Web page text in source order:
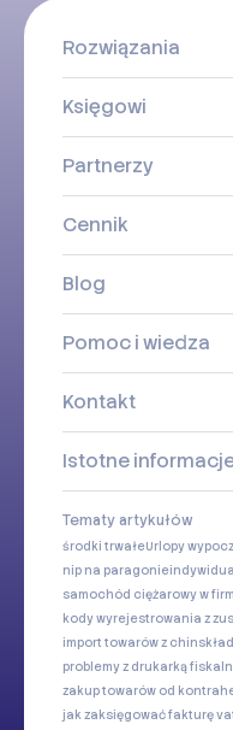
Rozwiązania
Księgowi
Partnerzy
Cennik
Blog
Pomoc i wiedza
Kontakt
Istotne
Tematy artykułów
środki trwałeUrlopy
nip na paragonie
samochód ciężarowy w
kody wyrejestrowania z zus
import towarów z chin
problemy z drukarką
zakup towarów od
jak zaksięgować fakturę